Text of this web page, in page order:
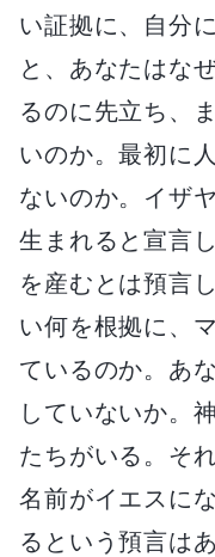
い証拠に、自分
と、あなたはな
るのに先立ち、
いのか。最初に
ないのか。イザ
生まれると宣言
を産むとは預言
い何を根拠に、
ているのか。あ
していないか。
たちがいる。そ
名前がイエスに
るという預言は